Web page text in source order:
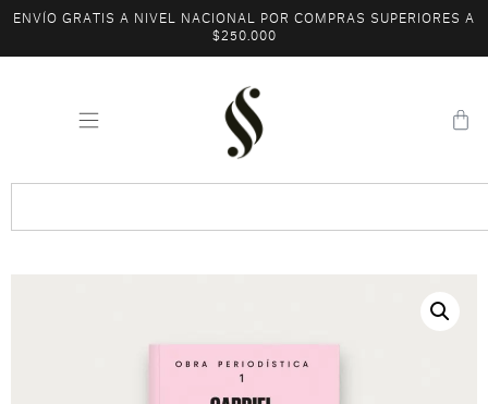
ENVÍO GRATIS A NIVEL NACIONAL POR COMPRAS SUPERIORES A
$250.000